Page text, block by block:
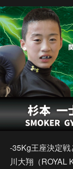
-35Kg王座決定
川大翔（ROYAL